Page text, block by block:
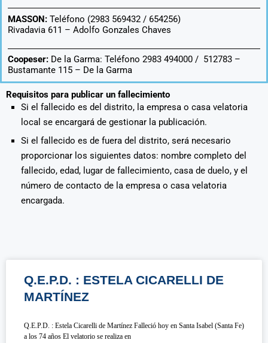
MASSON: Teléfono (2983 569432 / 654256)
Rivadavia 611 – Adolfo Gonzales Chaves
Coopeser: De la Garma: Teléfono 2983 494000 / 512783 –
Bustamante 115 – De la Garma
Requisitos para publicar un fallecimiento
Si el fallecido es del distrito, la empresa o casa velatoria
local se encargará de gestionar la publicación.
Si el fallecido es de fuera del distrito, será necesario
proporcionar los siguientes datos: nombre completo del
fallecido, edad, lugar de fallecimiento, casa de duelo, y el
número de contacto de la empresa o casa velatoria
encargada.
Q.E.P.D. : ESTELA CICARELLI DE
MARTÍNEZ
Q.E.P.D. : Estela Cicarelli de Martínez Falleció hoy en Santa Isabel (Santa Fe)
a los 74 años El velatorio se realiza en